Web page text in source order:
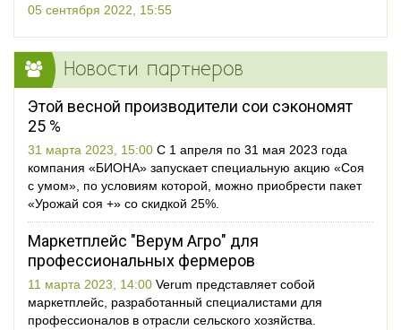
05 сентября 2022, 15:55
Новости партнеров
Этой весной производители сои сэкономят
25 %
31 марта 2023, 15:00 С 1 апреля по 31 мая 2023 года
компания «БИОНА» запускает специальную акцию «Соя
с умом», по условиям которой, можно приобрести пакет
«Урожай соя +» со скидкой 25%.
Маркетплейс "Верум Агро" для
профессиональных фермеров
11 марта 2023, 14:00 Verum представляет собой
маркетплейс, разработанный специалистами для
профессионалов в отрасли сельского хозяйства.